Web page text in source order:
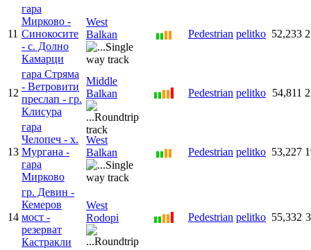
11
гара
Мирково -
Синокосите
- с. Долно
Камарци
West
Balkan
Pedestrian pelitko 52,233
12
гара Стряма
- Ветровити
преслап - гр.
Клисура
Middle
Balkan
Pedestrian pelitko 54,811
13
гара
Челопеч - х.
Мургана -
гара
Мирково
West
Balkan
Pedestrian pelitko 53,227
14
гр. Девин -
Кемеров
мост -
резерват
Кастракли
West
Rodopi
Pedestrian pelitko 55,332